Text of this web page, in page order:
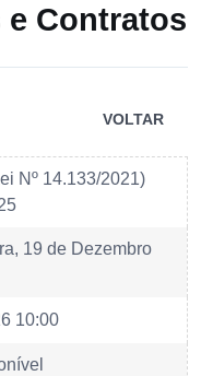
Contratos
VOLTAR
Nº 14.133/2021)
19 de Dezembro
10:00